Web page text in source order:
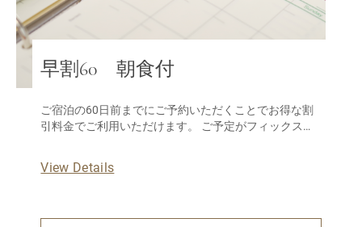
早割60 朝食付
ご宿泊の60日前までにご予約いただくことでお得な割
引料金でご利用いただけます。 ご予定がフィックスし
ご了承ください。
View Details